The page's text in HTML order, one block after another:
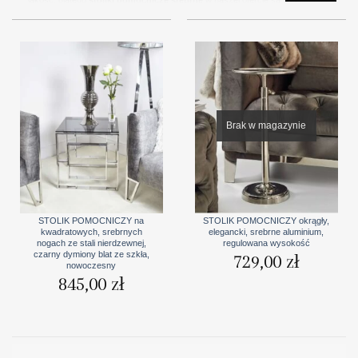
niepowtarzalnego charakteru, który przyciąga uwagę i dodaje elegancji
każdemu wnętrzu. Dzięki starannemu wykonaniu i dbałości o szczegóły,
srebrne stoliki pomocnicze
są nie tylko praktyczne, ale także
stanowią wyrafinowaną ozdobę, która podkreśla wyjątkowy styl i gust
właściciela. Pozwól naszymsrebrnym stolikom pomocniczymdodać
wyjątkowego blasku Twojemu wnętrzu i cieszyć się niezrównanym
połączeniem funkcjonalności z luksusem.
STOLIK POMOCNICZY na
kwadratowych, srebrnych
nogach ze stali nierdzewnej,
czarny dymiony blat ze szkła,
nowoczesny
845,00 zł
Brak w magazynie
STOLIK POMOCNICZY okrągły,
elegancki, srebrne aluminium,
regulowana wysokość
729,00 zł